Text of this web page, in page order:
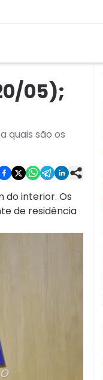
05);
quais são os
do interior. Os
de residência